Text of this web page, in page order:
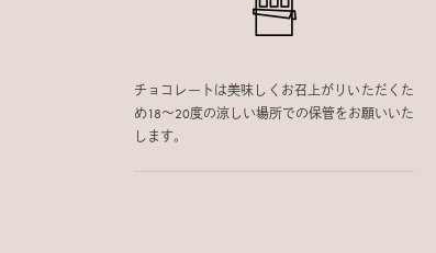
チョコレートは美味しくお召上がりいただくた
め18〜20度の涼しい場所での保管をお願いいた
します。